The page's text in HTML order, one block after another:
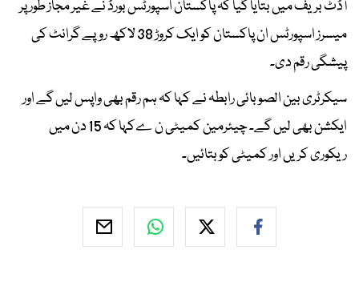
آڈٹ بریف میں بتایا گیا کہ پاکستان اسپورٹس بورڈ نے غیر مجاز طور پر
میسرز اسپورٹس ان پاکستان کو ایک کروڑ 38 لاکھ روپے گرانٹ کی
پیشگی رقم دی۔
سیکرٹری بین الصوبائی رابطہ نے کہا کہ ہم رقم بھی واپس لیں گے اور
ایکشن بھی لیں گے۔ چیئرمین کمیٹی ن ےکہا کہ 15 دن میں
ریکوری کریں اور کمیٹی کو بتائیں۔